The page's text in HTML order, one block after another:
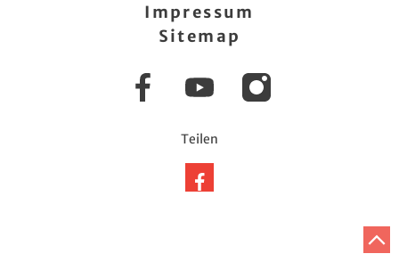
Teilen
Auf
FacebookYouTubeInstagram
Impressum
Sitemap